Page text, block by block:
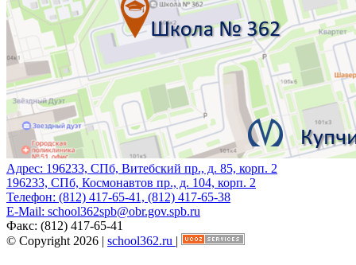
Адрес: 196233, СПб, Витебский пр., д. 85, корп. 2
196233, СПб, Космонавтов пр., д. 104, корп. 2
Телефон: (812) 417-65-41, (812) 417-65-38
E-Mail: school362spb@obr.gov.spb.ru
Факс: (812) 417-65-41
© Copyright 2026 | school362.ru |